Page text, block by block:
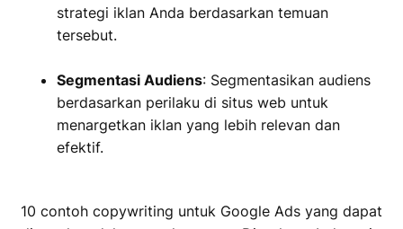
strategi iklan Anda berdasarkan temuan
tersebut.
Segmentasi Audiens: Segmentasikan audiens
berdasarkan perilaku di situs web untuk
menargetkan iklan yang lebih relevan dan
efektif.
10 contoh copywriting untuk Google Ads yang dapat